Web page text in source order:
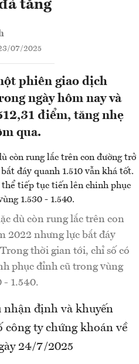
tăng
07/2025
phiên giao dịch
ngày hôm nay và
điểm, tăng nhẹ
qua.
dù còn rung lắc trên con
2022 nhưng lực bắt đáy
thời gian tới, chỉ số có
phục đỉnh cũ trong vùng
- 1.540.
định và khuyến
công ty chứng khoán về
24/7/2025